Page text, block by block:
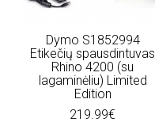
Dymo S1852994
Etikečių spausdintuvas
Rhino 4200 (su
lagaminėliu) Limited
Edition
219.99€